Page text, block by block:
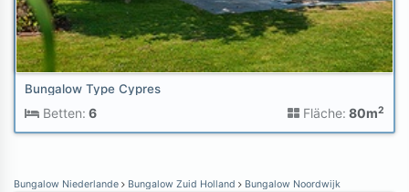
Bungalow Type Cypres
Betten: 6 Fläche: 80m2
Bungalow Niederlande Bungalow Zuid Holland Bungalow Noordwijk